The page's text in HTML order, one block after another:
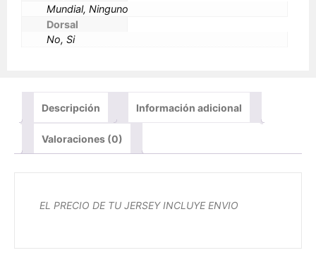
Mundial, Ninguno
Dorsal
No, Si
Descripción Información adicional
Valoraciones (0)
EL PRECIO DE TU JERSEY INCLUYE ENVIO